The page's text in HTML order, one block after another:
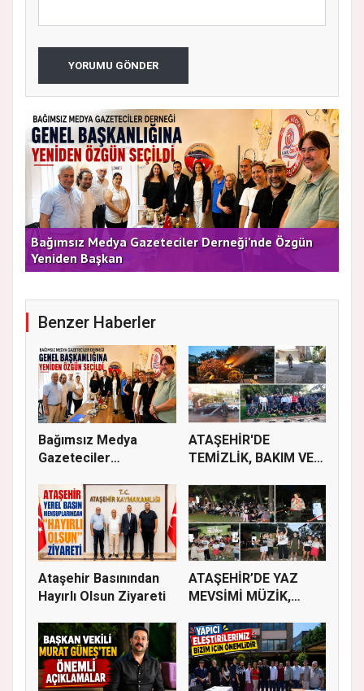
YORUMU GÖNDER
Arıkaya’dan Net Mesaj: “Sabaha Kadar Ataşehir’i
Düşüneceğiz”
Benzer Haberler
Bağımsız Medya
Gazeteciler
ATAŞEHİR'DE
TEMİZLİK, BAKIM VE
Ataşehir Basınından
Hayırlı Olsun Ziyareti
ATAŞEHİR’DE YAZ
MEVSİMİ MÜZİK,